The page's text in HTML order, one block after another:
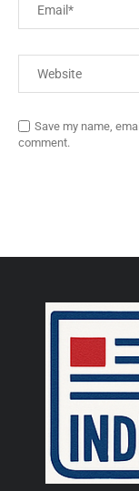
Save my name,
comment.